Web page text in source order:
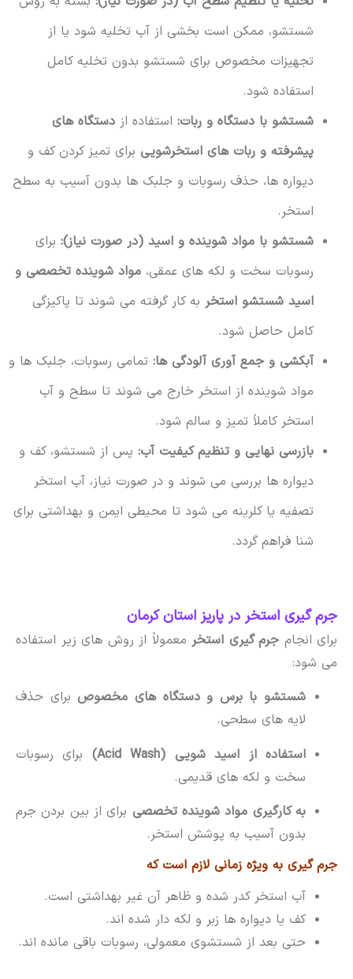
شستشو، ممکن است بخشی از آب تخلیه شود یا از
تجهیزات مخصوص برای شستشو بدون تخلیه کامل
استفاده شود.
شستشو با دستگاه و ربات:استفاده از دستگاه های
پیشرفته و ربات های استخرشوییبرای تمیز کردن کف و
دیواره ها، حذف رسوبات و جلبک ها بدون آسیب به سطح
استخر.
شستشو با مواد شوینده و اسید (در صورت نیاز):برای
رسوبات سخت و لکه های عمقی، مواد شوینده تخصصی و
اسید شستشو استخربه کار گرفته می شوند تا پاکیزگی
کامل حاصل شود.
آبکشی و جمع آوری آلودگی ها:تمامی رسوبات، جلبک ها و
مواد شوینده از استخر خارج می شوند تا سطح و آب
استخر کاملاً تمیز و سالم شود.
بازرسی نهایی و تنظیم کیفیت آب:پس از شستشو، کف و
دیواره ها بررسی می شوند و در صورت نیاز، آب استخر
تصفیه یا کلرینه می شود تا محیطی ایمن و بهداشتی برای
شنا فراهم گردد.
جرم گیری استخر در پاریز استان کرمان
برای انجام جرم گیری استخرمعمولاً از روش های زیر استفاده
می شود:
شستشو با برس و دستگاه های مخصوصبرای حذف
لایه های سطحی.
استفاده از اسید شویی (Acid Wash)
برای رسوبات
سخت و لکه های قدیمی.
به کارگیری مواد شوینده تخصصیبرای از بین بردن جرم
بدون آسیب به پوشش استخر.
جرم گیری به ویژه زمانی لازم است که
آب استخر کدر شده و ظاهر آن غیر بهداشتی است.
کف یا دیواره ها زبر و لکه دار شده اند.
حتی بعد از شستشوی معمولی، رسوبات باقی مانده اند.